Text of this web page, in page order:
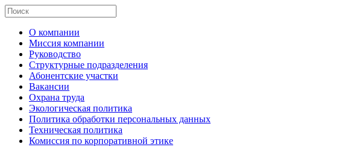
О компании
Миссия компании
Руководство
Структурные подразделения
Абонентские участки
Вакансии
Охрана труда
Экологическая политика
Политика обработки персональных данных
Техническая политика
Комиссия по корпоративной этике